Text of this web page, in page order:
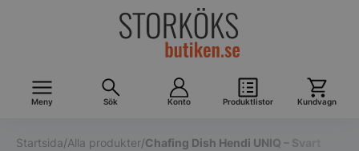
Meny Sök Konto Produktlistor Kundvagn
Startsida/Alla produkter/Chafing Dish Hendi UNIQ – Svart